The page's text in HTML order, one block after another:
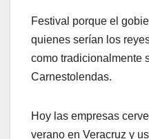
Festival porque el
quienes serían los
como tradicionalmente
Carnestolendas.
Hoy las empresas
verano en Veracruz y